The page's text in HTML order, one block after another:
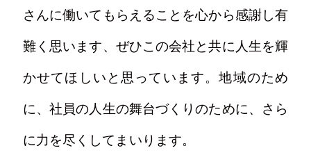
さんに働いてもらえることを心から感謝し有
難く思います、ぜひこの会社と共に人生を輝
かせてほしいと思っています。地域のため
に、社員の人生の舞台づくりのために、さら
に力を尽くしてまいります。